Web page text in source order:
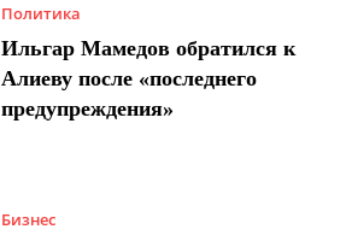
Политика
Ильгар Мамедов обратился к
Алиеву после «последнего
предупреждения»
Бизнес